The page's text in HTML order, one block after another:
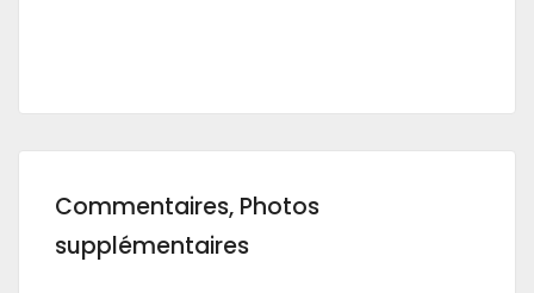
Commentaires, Photos
supplémentaires